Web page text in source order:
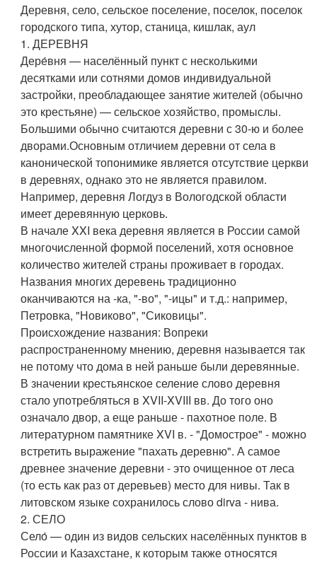
Деревня, село, сельское поселение, поселок, поселок
городского типа, хутор, станица, кишлак, аул
1. ДЕРЕВНЯ
Дере́вня — населённый пункт с несколькими
десятками или сотнями домов индивидуальной
застройки, преобладающее занятие жителей (обычно
это крестьяне) — сельское хозяйство, промыслы.
Большими обычно считаются деревни с 30-ю и более
дворами.Основным отличием деревни от села в
канонической топонимике является отсутствие церкви
в деревнях, однако это не является правилом.
Например, деревня Логдуз в Вологодской области
имеет деревянную церковь.
В начале XXI века деревня является в России самой
многочисленной формой поселений, хотя основное
количество жителей страны проживает в городах.
Названия многих деревень традиционно
оканчиваются на -ка, "-во", "-ицы" и т.д.: например,
Петровка, "Новиково", "Сиковицы".
Происхождение названия: Вопреки
распространенному мнению, деревня называется так
не потому что дома в ней раньше были деревянные.
В значении крестьянское селение слово деревня
стало употребляться в XVII-XVIII вв. До того оно
означало двор, а еще раньше - пахотное поле. В
литературном памятнике XVI в. - "Домострое" - можно
встретить выражение "пахать деревню". А самое
древнее значение деревни - это очищенное от леса
(то есть как раз от деревьев) место для нивы. Так в
литовском языке сохранилось слово dirva - нива.
2. СЕЛО
Село́ — один из видов сельских населённых пунктов в
России и Казахстане, к которым также относятся